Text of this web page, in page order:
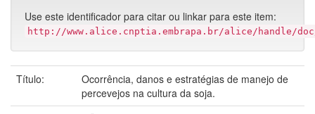
Use este identificador para citar ou linkar para este item:
http://www.alice.cnptia.embrapa.br/alice/handle/
Título:
Ocorrência, danos e estratégias de manejo de
percevejos na cultura da soja.